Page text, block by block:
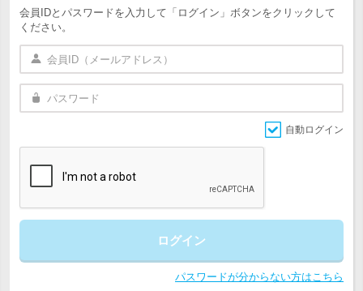
会員IDとパスワードを入力して「ログイン」ボタンをクリックして
ください。
自動ログイン
ログイン
パスワードが分からない方はこちら